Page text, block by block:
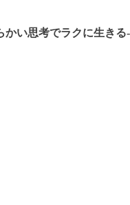
い思考でラクに生きる‐